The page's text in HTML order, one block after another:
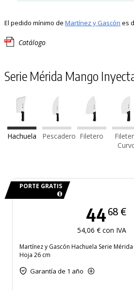
El pedido mínimo de Martínez y Gascón es
Catálogo
Serie Mérida Mango
Hachuela Pescadero Filetero
PORTE GRATIS
44 68 €
54,06 € con IVA
Martínez y Gascón Hachuela Serie
Hoja 26 cm
Garantía de 1 año